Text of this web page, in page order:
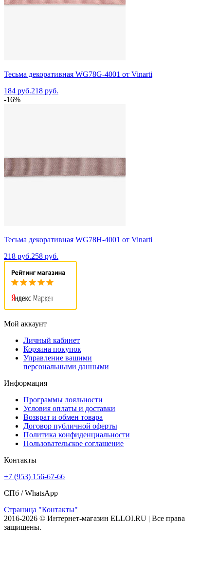
Тесьма декоративная WG78G-4001 от Vinarti
184 руб.218 руб.
-16%
Тесьма декоративная WG78H-4001 от Vinarti
218 руб.258 руб.
Мой аккаунт
Личный кабинет
Корзина покупок
Управление вашими
персональными данными
Информация
Программы лояльности
Условия оплаты и доставки
Возврат и обмен товара
Договор публичной оферты
Политика конфиденциальности
Пользовательское соглашение
Контакты
+7 (953) 156-67-66
СПб /WhatsApp
Страница "Контакты"
2016-2026 © Интернет-магазин ELLOI.RU | Все права
защищены.